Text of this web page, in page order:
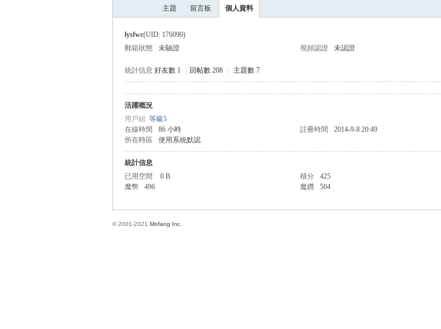
主題 留言板 個人資料
lysfwc(UID: 176090)
郵箱狀態
未驗證 視頻認證 未認證
統計信息 好友數 1 回帖數 208 主題數 7
活躍概況
用戶組 等級5
在線時間
86 小時 註冊時間 2014-9-8 20:49
所在時區
使用系統默認
統計信息
已用空間
0 B 積分 425
魔幣
496 魔鑽 504
© 2001-2021 Mofang Inc.